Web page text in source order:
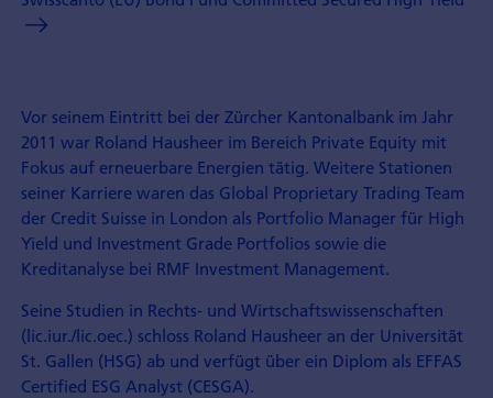
Vor seinem Eintritt bei der Zürcher Kantonalbank im Jahr
2011 war Roland Hausheer im Bereich Private Equity mit
Fokus auf erneuerbare Energien tätig. Weitere Stationen
seiner Karriere waren das Global Proprietary Trading Team
der Credit Suisse in London als Portfolio Manager für High
Yield und Investment Grade Portfolios sowie die
Kreditanalyse bei RMF Investment Management.
Seine Studien in Rechts- und Wirtschaftswissenschaften
(lic.iur./lic.oec.) schloss Roland Hausheer an der Universität
St. Gallen (HSG) ab und verfügt über ein Diplom als EFFAS
Certified ESG Analyst (CESGA).